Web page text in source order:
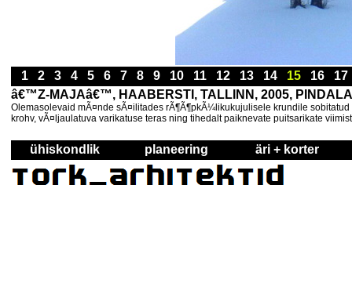
1 2 3 4 5 6 7 8 9 10 11 12 13 14 15 16
â€™Z-MAJAâ€™, HAABERSTI, TALLINN, 2005,
Olemasolevaid mÃ¤nde sÃ¤ilitades rÃ¶Ã¶pkÃ¼likukujulisele krundile
krohv, vÃ¤ljaulatuva varikatuse teras ning tihedalt paiknevate puitsarikate
ühiskondlik planeering äri + korter